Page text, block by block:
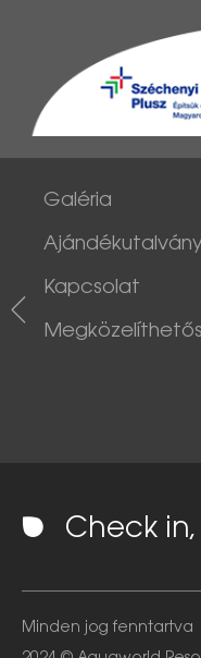
Galéria
Ajándékutalvány
Kapcsolat
Minden jog fenntartva
Check